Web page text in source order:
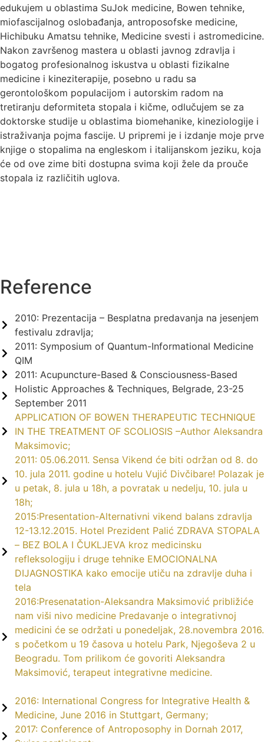
edukujem u oblastima SuJok medicine, Bowen tehnike,
miofascijalnog oslobađanja, antroposofske medicine,
Hichibuku Amatsu tehnike, Medicine svesti i astromedicine.
Nakon završenog mastera u oblasti javnog zdravlja i
bogatog profesionalnog iskustva u oblasti fizikalne
medicine i kineziterapije, posebno u radu sa
gerontološkom populacijom i autorskim radom na
tretiranju deformiteta stopala i kičme, odlučujem se za
doktorske studije u oblastima biomehanike, kineziologije i
istraživanja pojma fascije. U pripremi je i izdanje moje prve
knjige o stopalima na engleskom i italijanskom jeziku, koja
će od ove zime biti dostupna svima koji žele da prouče
stopala iz različitih uglova.
Reference
2010: Prezentacija – Besplatna predavanja na jesenjem
festivalu zdravlja;
2011: Symposium of Quantum-Informational Medicine
QIM
2011: Acupuncture-Based & Consciousness-Based
Holistic Approaches & Techniques, Belgrade, 23-25
September 2011
APPLICATION OF BOWEN THERAPEUTIC TECHNIQUE
IN THE TREATMENT OF SCOLIOSIS –Author Aleksandra
Maksimovic;
2011: 05.06.2011. Sensa Vikend će biti održan od 8. do
10. jula 2011. godine u hotelu Vujić Divčibare! Polazak je
u petak, 8. jula u 18h, a povratak u nedelju, 10. jula u
18h;
2015:Presentation-Alternativni vikend balans zdravlja
12-13.12.2015. Hotel Prezident Palić ZDRAVA STOPALA
– BEZ BOLA I ČUKLJEVA kroz medicinsku
refleksologiju i druge tehnike EMOCIONALNA
DIJAGNOSTIKA kako emocije utiču na zdravlje duha i
tela
2016:Presenatation-Aleksandra Maksimović približiće
nam viši nivo medicine Predavanje o integrativnoj
medicini će se održati u ponedeljak, 28.novembra 2016.
s početkom u 19 časova u hotelu Park, Njegoševa 2 u
Beogradu. Tom prilikom će govoriti Aleksandra
Maksimović, terapeut integrativne medicine.
2016: International Congress for Integrative Health &
Medicine, June 2016 in Stuttgart, Germany;
2017: Conference of Antroposophy in Dornah 2017,